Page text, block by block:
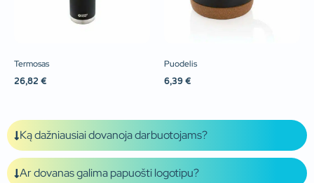
Termosas
26,82 €
Puodelis
6,39 €
Ką dažniausiai dovanoja darbuotojams?
Ar dovanas galima papuošti logotipu?